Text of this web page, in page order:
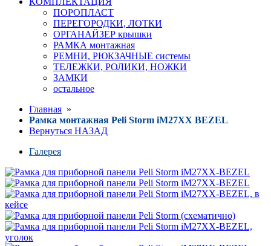
ПОРОПЛАСТ
ПЕРЕГОРОДКИ, ЛОТКИ
ОРГАНАЙЗЕР крышки
РАМКА монтажная
РЕМНИ, РЮКЗАЧНЫЕ системы
ТЕЛЕЖКИ, РОЛИКИ, НОЖКИ
ЗАМКИ
остальное
Главная »
Рамка монтажная Peli Storm iM27XX BEZEL
Вернуться НАЗАД
Галерея